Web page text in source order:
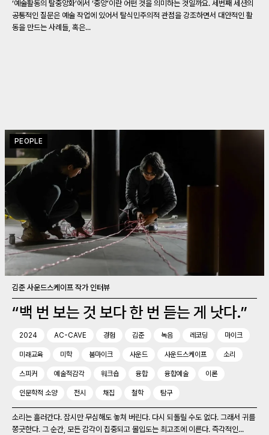
‘예술활동의 탈중앙화’에서 ‘중앙’이란 어떤 것을 의미하는 것일까요. 세번째 세션의
공통적인 질문은 예술 작업에 있어서 탈식민주의적 관점을 강조하면서 대안적인 활
동을 만드는 사례들, 혹은...
PEOPLE
김준 사운드스케이프 작가 인터뷰
“백 번 보는 것 보다 한 번 듣는 게 낫다.”
2024 AC-CAVE 경험 김준 녹음 레코딩 마이크
미래교육 미학 붐마이크 사운드 사운드스케이프 소리
스피커 예술적감각 워크숍 융합 융합예술 이론
인문학적 소양 전시 채집 철학 탐구
소리는 흘러간다. 잠시만 무심해도 놓쳐 버린다. 다시 되돌릴 수도 없다. 그래서 귀를
쫑긋한다. 그 순간, 모든 감각이 집중되고 몰입도는 최고조에 이른다. 즉각적인...